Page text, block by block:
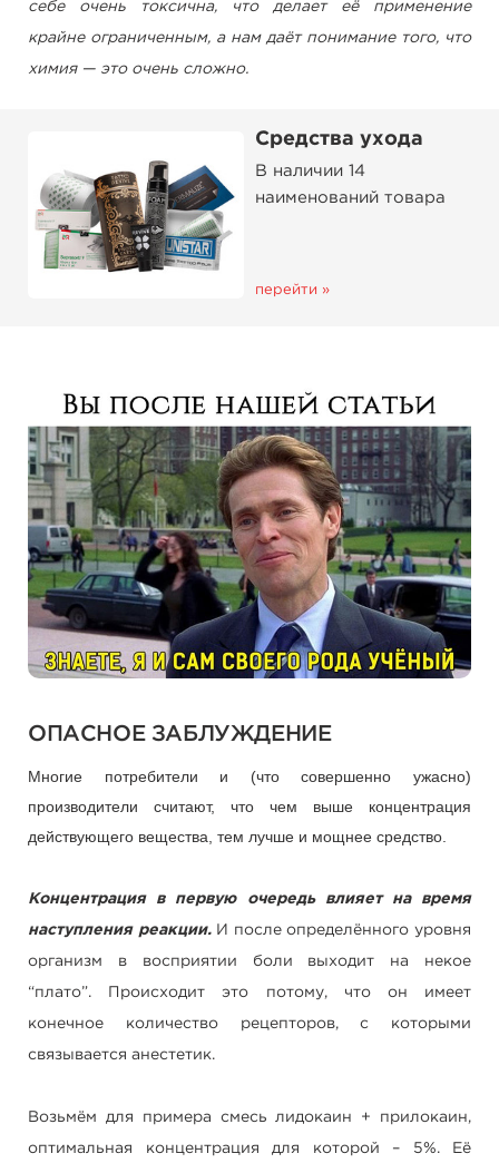
себе очень токсична, что делает её применение
крайне ограниченным, а нам даёт понимание того, что
химия — это очень сложно.
Средства ухода
В наличии 14
наименований товара
перейти »
ОПАСНОЕ ЗАБЛУЖДЕНИЕ
Многие потребители и (что совершенно ужасно)
производители считают, что чем выше концентрация
действующего вещества, тем лучше и мощнее средство.
Концентрация в первую очередь влияет на время
наступления реакции.И после определённого уровня
организм в восприятии боли выходит на некое
“плато”. Происходит это потому, что он имеет
конечное количество рецепторов, с которыми
связывается анестетик.
Возьмём для примера смесь лидокаин + прилокаин,
оптимальная концентрация для которой – 5%. Её